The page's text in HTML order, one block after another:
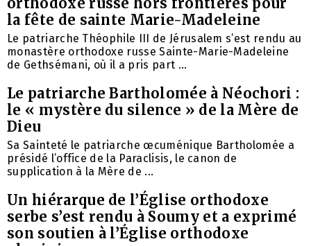
la fête de sainte Marie-Madeleine
Le patriarche Théophile III de Jérusalem s’est rendu au
monastère orthodoxe russe Sainte-Marie-Madeleine
de Gethsémani, où il a pris part ...
Le patriarche Bartholomée à Néochori :
le « mystère du silence » de la Mère de
Dieu
Sa Sainteté le patriarche œcuménique Bartholomée a
présidé l’office de la Paraclisis, le canon de
supplication à la Mère de ...
Un hiérarque de l’Église orthodoxe
serbe s’est rendu à Soumy et a exprimé
son soutien à l’Église orthodoxe